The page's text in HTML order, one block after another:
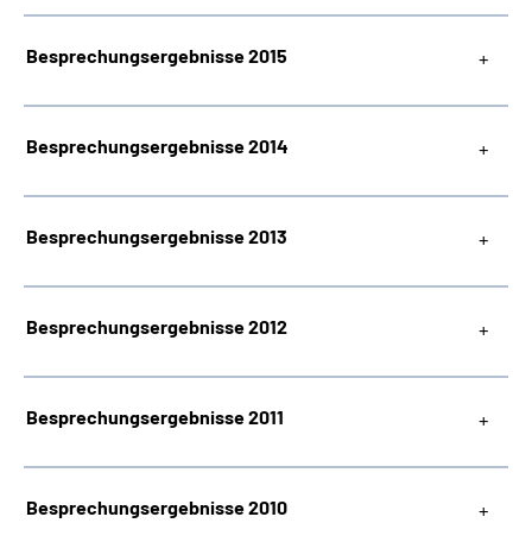
Besprechungsergebnisse 2015
Besprechungsergebnisse 2014
Besprechungsergebnisse 2013
Besprechungsergebnisse 2012
Besprechungsergebnisse 2011
Besprechungsergebnisse 2010